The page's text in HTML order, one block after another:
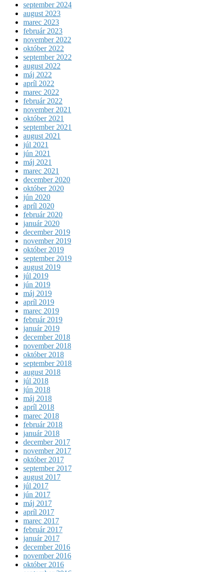
september 2024
august 2023
marec 2023
február 2023
november 2022
október 2022
september 2022
august 2022
máj 2022
apríl 2022
marec 2022
február 2022
november 2021
október 2021
september 2021
august 2021
júl 2021
jún 2021
máj 2021
marec 2021
december 2020
október 2020
jún 2020
apríl 2020
február 2020
január 2020
december 2019
november 2019
október 2019
september 2019
august 2019
júl 2019
jún 2019
máj 2019
apríl 2019
marec 2019
február 2019
január 2019
december 2018
november 2018
október 2018
september 2018
august 2018
júl 2018
jún 2018
máj 2018
apríl 2018
marec 2018
február 2018
január 2018
december 2017
november 2017
október 2017
september 2017
august 2017
júl 2017
jún 2017
máj 2017
apríl 2017
marec 2017
február 2017
január 2017
december 2016
november 2016
október 2016